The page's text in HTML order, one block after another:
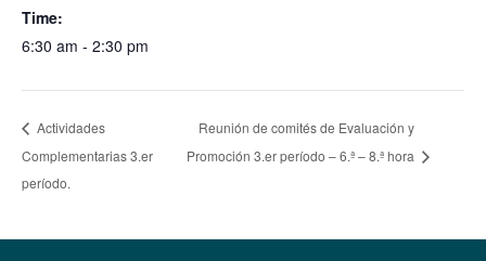
Time:
6:30 am - 2:30 pm
Actividades
Complementarias 3.er
período.
Reunión de comités de Evaluación y
Promoción 3.er período – 6.ª – 8.ª hora